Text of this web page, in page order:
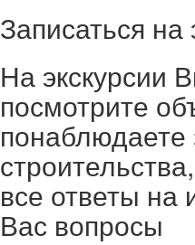
Записаться на
На экскурсии
посмотрите
понаблюдаете
все ответы
Вас вопросы